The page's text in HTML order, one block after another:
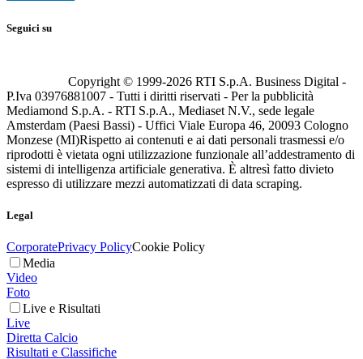
Seguici su
Copyright © 1999-2026 RTI S.p.A. Business Digital -
P.Iva 03976881007 - Tutti i diritti riservati - Per la pubblicità
Mediamond S.p.A. - RTI S.p.A., Mediaset N.V., sede legale
Amsterdam (Paesi Bassi) - Uffici Viale Europa 46, 20093 Cologno
Monzese (MI)Rispetto ai contenuti e ai dati personali trasmessi e/o
riprodotti è vietata ogni utilizzazione funzionale all’addestramento di
sistemi di intelligenza artificiale generativa. È altresì fatto divieto
espresso di utilizzare mezzi automatizzati di data scraping.
Legal
CorporatePrivacy PolicyCookie Policy
Media
Video
Foto
Live e Risultati
Live
Diretta Calcio
Risultati e Classifiche